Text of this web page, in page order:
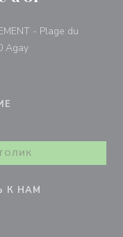
- Plage du
Agay((открывается в
К НАМ